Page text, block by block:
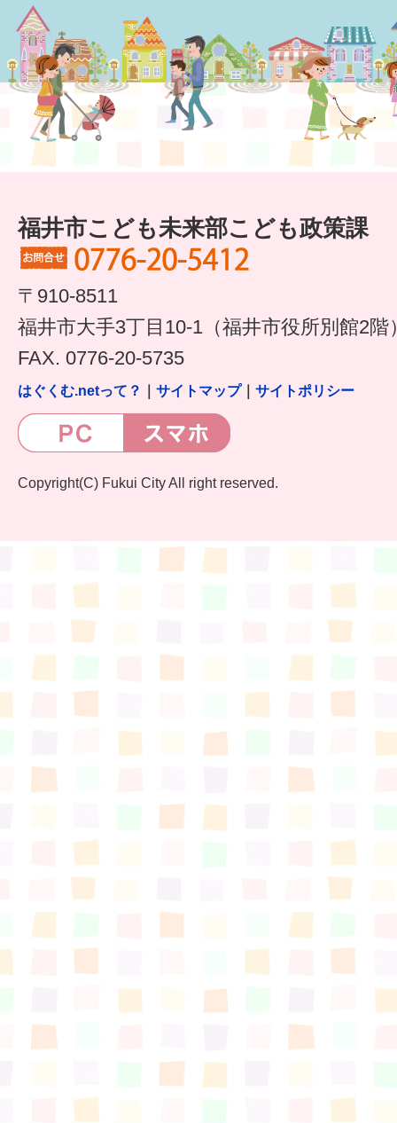
福井市こども未来部こども政策課
〒910-8511
福井市大手3丁目10-1（福井市役所別館2階
FAX. 0776-20-5735
はぐくむ.netって？ サイトマップ｜ サイトポリシー
Copyright(C) Fukui City All right reserved.